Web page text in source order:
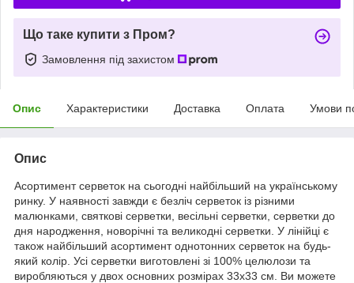
Що таке купити з Пром?
Замовлення під захистом
Опис Характеристики Доставка Оплата Умови
Опис
Асортимент серветок на сьогодні найбільший на українському
ринку. У наявності завжди є безліч серветок із різними
малюнками, святкові серветки, весільні серветки, серветки до
дня народження, новорічні та великодні серветки. У лінійці є
також найбільший асортимент однотонних серветок на будь-
який колір. Усі серветки виготовлені зі 100% целюлози та
виробляються у двох основних розмірах 33х33 см. Ви можете